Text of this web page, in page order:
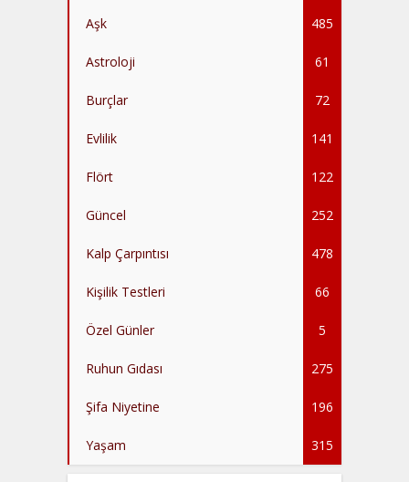
Aşk 485
Astroloji 61
Burçlar 72
Evlilik 141
Flört 122
Güncel 252
Kalp Çarpıntısı 478
Kişilik Testleri 66
Özel Günler 5
Ruhun Gıdası 275
Şifa Niyetine 196
Yaşam 315